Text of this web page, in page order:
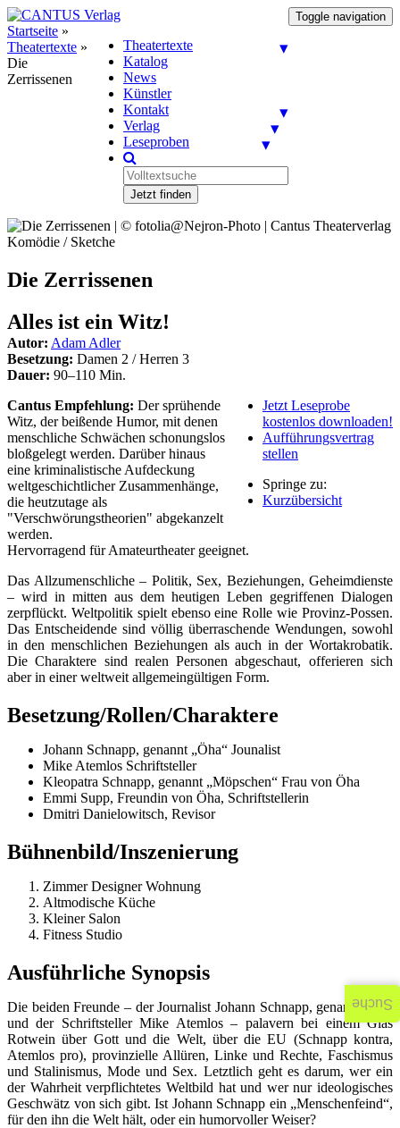
Toggle navigation
Theatertexte
Katalog
News
Künstler
Kontakt
Verlag
Leseproben
Jetzt finden
Startseite »
Theatertexte »
Die
Zerrissenen
Komödie / Sketche
Die Zerrissenen
Alles ist ein Witz!
Autor: Adam Adler
Besetzung: Damen 2 / Herren 3
Dauer: 90–110 Min.
Jetzt Leseprobe
kostenlos downloaden!
Aufführungsvertrag
stellen
Springe zu:
Kurzübersicht
Cantus Empfehlung: Der sprühende
Witz, der beißende Humor, mit denen
menschliche Schwächen schonungslos
bloßgelegt werden. Darüber hinaus
eine kriminalistische Aufdeckung
weltgeschichtlicher Zusammenhänge,
die heutzutage als
"Verschwörungstheorien" abgekanzelt
werden.
Hervorragend für Amateurtheater geeignet.
Das Allzumenschliche – Politik, Sex, Beziehungen, Geheimdienste
– wird in mitten aus dem heutigen Leben gegriffenen Dialogen
zerpflückt. Weltpolitik spielt ebenso eine Rolle wie Provinz-Possen.
Das Entscheidende sind völlig überraschende Wendungen, sowohl
in den menschlichen Beziehungen als auch in der Wortakrobatik.
Die Charaktere sind realen Personen abgeschaut, offerieren sich
aber in einer weltweit allgemeingültigen Form.
Besetzung/Rollen/Charaktere
Johann Schnapp, genannt „Öha“ Jounalist
Mike Atemlos Schriftsteller
Kleopatra Schnapp, genannt „Möpschen“ Frau von Öha
Emmi Supp, Freundin von Öha, Schriftstellerin
Dmitri Danielowitsch, Revisor
Bühnenbild/Inszenierung
Zimmer Designer Wohnung
Altmodische Küche
Kleiner Salon
Fitness Studio
Ausführliche Synopsis
Die beiden Freunde – der Journalist Johann Schnapp, genannt Öha,
und der Schriftsteller Mike Atemlos – palavern bei einem Glas
Rotwein über Gott und die Welt, über die EU (Schnapp kontra,
Atemlos pro), provinzielle Allüren, Linke und Rechte, Faschismus
und Stalinismus, Mode und Sex. Letztlich geht es darum, wer ein
der Wahrheit verpflichtetes Weltbild hat und wer nur ideologisches
Geschwätz von sich gibt. Ist Johann Schnapp ein „Menschenfeind“,
für den ihn die Welt hält, oder ein humorvoller Weiser?
Suche